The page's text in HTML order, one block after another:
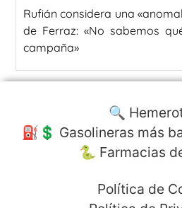
Rufián considera una
de Ferraz: «No sabemos
campaña»
🔍
⛽️💲 Gasolineras más
🐍 Farmacias
Política de